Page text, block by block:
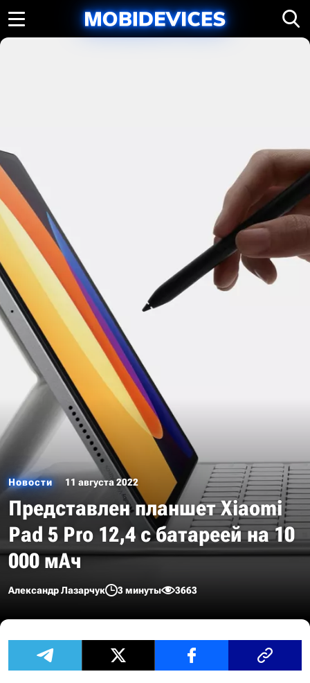
Новости 11 августа 2022
Представлен планшет Xiaomi
Pad 5 Pro 12,4 с батареей на 10
000 мАч
Александр Лазарчук 3 минуты 3663